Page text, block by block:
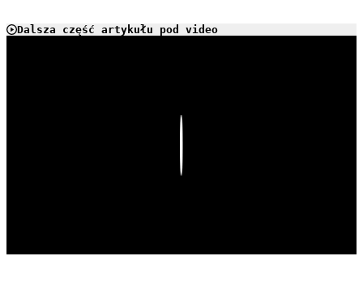
Dalsza część artykułu pod video